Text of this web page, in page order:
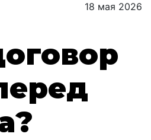
18 мая 2026